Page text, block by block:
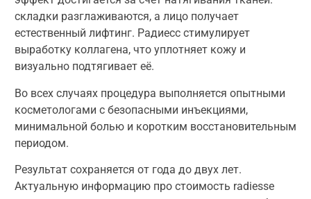
складки разглаживаются, а лицо получает
естественный лифтинг. Радиесс стимулирует
выработку коллагена, что уплотняет кожу и
визуально подтягивает её.
Во всех случаях процедура выполняется опытными
косметологами с безопасными инъекциями,
минимальной болью и коротким восстановительным
периодом.
Результат сохраняется от года до двух лет.
Актуальную информацию про стоимость radiesse